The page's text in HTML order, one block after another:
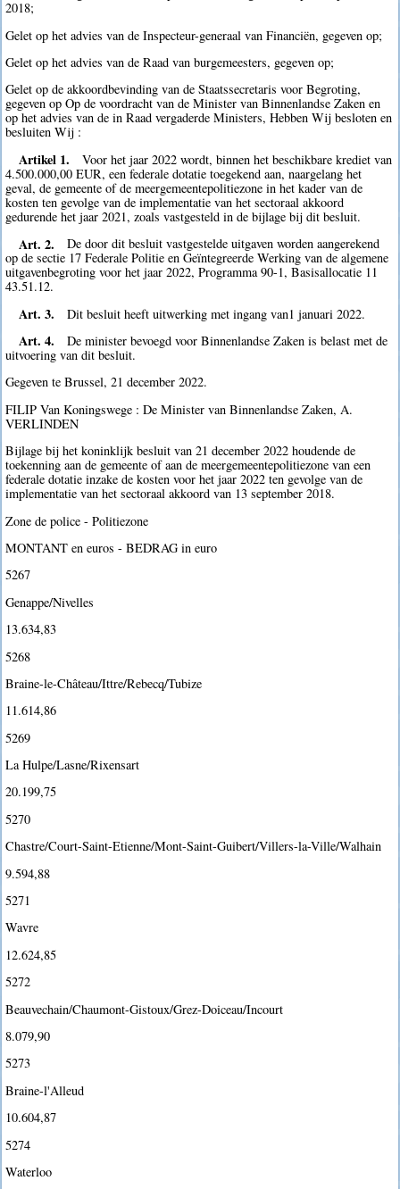
2018;
Gelet op het advies van de Inspecteur-generaal van Financiën, gegeven op;
Gelet op het advies van de Raad van burgemeesters, gegeven op;
Gelet op de akkoordbevinding van de Staatssecretaris voor Begroting,
gegeven op Op de voordracht van de Minister van Binnenlandse Zaken en
op het advies van de in Raad vergaderde Ministers, Hebben Wij besloten en
besluiten Wij :
Artikel 1.
Voor het jaar 2022 wordt, binnen het beschikbare krediet van
4.500.000,00 EUR, een federale dotatie toegekend aan, naargelang het
geval, de gemeente of de meergemeentepolitiezone in het kader van de
kosten ten gevolge van de implementatie van het sectoraal akkoord
gedurende het jaar 2021, zoals vastgesteld in de bijlage bij dit besluit.
Art. 2.
De door dit besluit vastgestelde uitgaven worden aangerekend
op de sectie 17 Federale Politie en Geïntegreerde Werking van de algemene
uitgavenbegroting voor het jaar 2022, Programma 90-1, Basisallocatie 11
43.51.12.
Art. 3. Dit besluit heeft uitwerking met ingang van1 januari 2022.
Art. 4.
De minister bevoegd voor Binnenlandse Zaken is belast met de
uitvoering van dit besluit.
Gegeven te Brussel, 21 december 2022.
FILIP Van Koningswege : De Minister van Binnenlandse Zaken, A.
VERLINDEN
Bijlage bij het koninklijk besluit van 21 december 2022 houdende de
toekenning aan de gemeente of aan de meergemeentepolitiezone van een
federale dotatie inzake de kosten voor het jaar 2022 ten gevolge van de
implementatie van het sectoraal akkoord van 13 september 2018.
Zone de police - Politiezone
MONTANT en euros - BEDRAG in euro
5267
Genappe/Nivelles
13.634,83
5268
Braine-le-Château/Ittre/Rebecq/Tubize
11.614,86
5269
La Hulpe/Lasne/Rixensart
20.199,75
5270
Chastre/Court-Saint-Etienne/Mont-Saint-Guibert/Villers-la-Ville/Walhain
9.594,88
5271
Wavre
12.624,85
5272
Beauvechain/Chaumont-Gistoux/Grez-Doiceau/Incourt
8.079,90
5273
Braine-l'Alleud
10.604,87
5274
Waterloo